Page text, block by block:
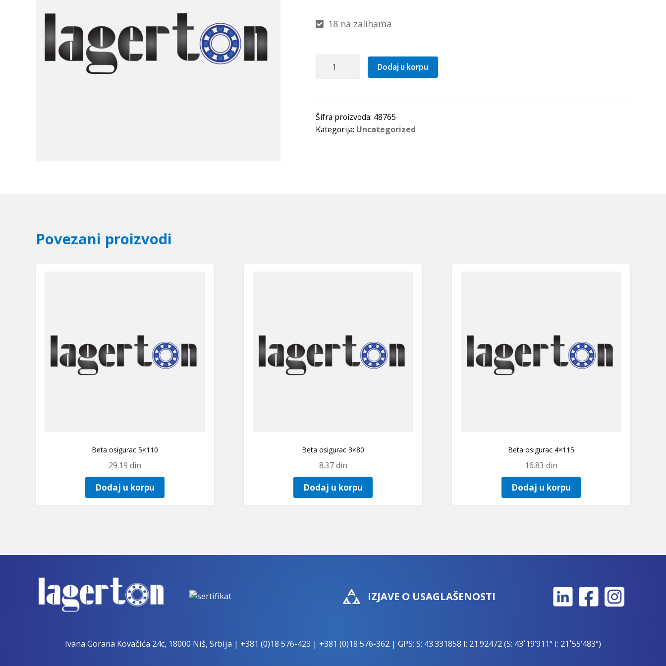
18 na zalihama
Caura
Japan
količina
Dodaj u korpu
Šifra proizvoda: 48765
Kategorija: Uncategorized
Povezani proizvodi
Beta osigurac 5×110
29.19 din
Dodaj u korpu
Beta osigurac 3×80
8.37din
Dodaj u korpu
Beta osigurac 4×115
16.83 din
Dodaj u korpu
IZJAVE O USAGLAŠENOSTI
Ivana Gorana Kovačića 24c, 18000 Niš, Srbija | +381 (0)18 576-423 | +381 (0)18 576-362 | GPS: S: 43.331858 I: 21.92472 (S: 43˚19’911“ I: 21˚55’483“)